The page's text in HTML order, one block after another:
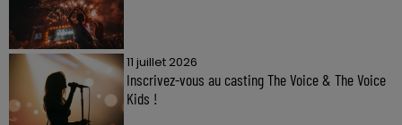
11 juillet 2026
Inscrivez-vous au casting The Voice & The Voice
Kids !